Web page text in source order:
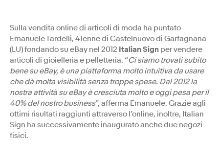
Sulla vendita online di articoli di moda ha puntato
Emanuele Tardelli, 41enne di Castelnuovo di Garfagnana
(LU) fondando su eBay nel 2012 Italian Sign per vendere
articoli di gioielleria e pelletteria. “Ci siamo trovati subito
bene su eBay, è una piattaforma molto intuitiva da usare
che dà molta visibilità senza troppe spese. Dal 2012 la
nostra attività su eBay è cresciuta molto e oggi pesa per il
40% del nostro business”, afferma Emanuele. Grazie agli
ottimi risultati raggiunti attraverso l’online, inoltre, Italian
Sign ha successivamente inaugurato anche due negozi
fisici.